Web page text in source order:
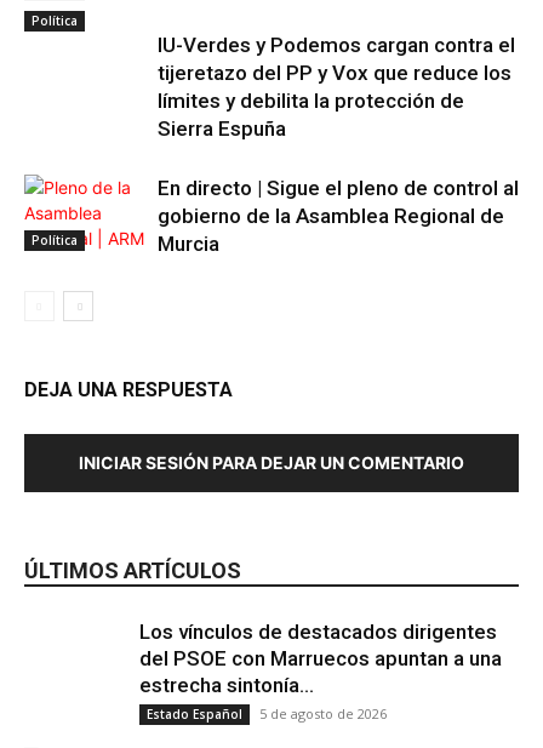
Política
IU-Verdes y Podemos cargan contra el
tijeretazo del PP y Vox que reduce los
límites y debilita la protección de
Sierra Espuña
Política
En directo | Sigue el pleno de control al
gobierno de la Asamblea Regional de
Murcia
DEJA UNA RESPUESTA
INICIAR SESIÓN PARA DEJAR UN COMENTARIO
ÚLTIMOS ARTÍCULOS
Los vínculos de destacados dirigentes
del PSOE con Marruecos apuntan a una
estrecha sintonía...
Estado Español 5 de agosto de 2026